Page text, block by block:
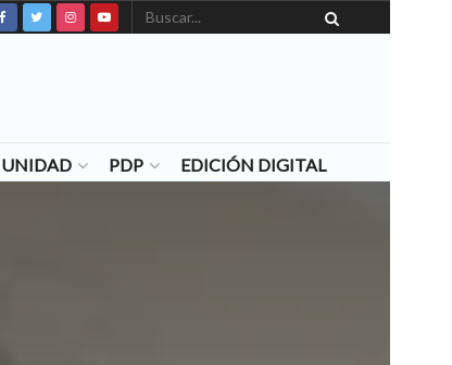
PDP EDICIÓN DIGITAL